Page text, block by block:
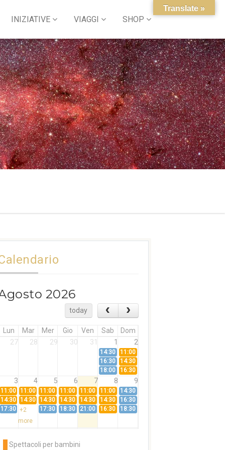
INIZIATIVE VIAGGI SHOP
2026
today
Lun Mar Mer Gio Ven Sab
Dom
27
28 29 30 31 1 2
14:30
11:00
16:30
14:30
18:00
16:30
3 4 5 6 7 8 9
11:00 11:00 11:00 11:00 11:00 11:00
14:30
14:30 14:30 14:30 14:30 14:30 14:30
16:30
17:30 +2
more
17:30 18:30 21:00 16:30 18:30
11:00Spettacoli per bambini
Translate »